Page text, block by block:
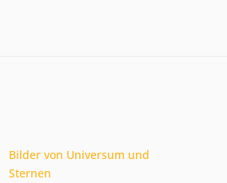
Bilder von Universum und
Sternen